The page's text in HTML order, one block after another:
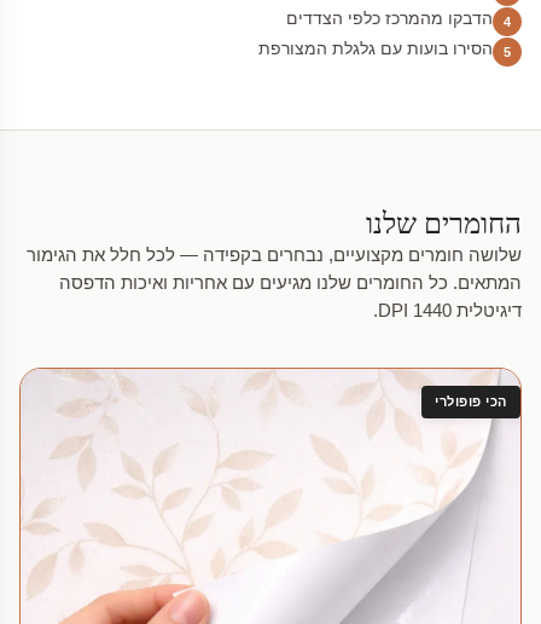
4 הדבקו מהמרכז כלפי הצדדים
5 הסירו בועות עם גלגלת המצורפת
החומרים שלנו
שלושה חומרים מקצועיים, נבחרים בקפידה — לכל חלל את הגימור
המתאים. כל החומרים שלנו מגיעים עם אחריות ואיכות הדפסה
דיגיטלית 1440 DPI.
הכי פופולרי